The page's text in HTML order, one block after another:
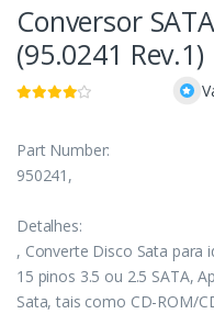
Conversor
(95.0241 Rev.1)
Part Number:
950241,
Detalhes:
, Converte Disco Sata para
15 pinos 3.5 ou 2.5 SATA,
Sata, tais como CD-ROM/